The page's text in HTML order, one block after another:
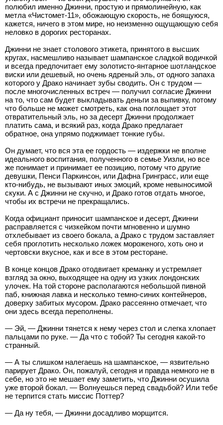
полюбил именно Джинни, простую и прямолинейную, как
метла «Чистомет-11», обожающую скорость, не боящуюся,
кажется, ничего в этом мире, но неизменно ощущающую себя
неловко в дорогих ресторанах.
Джинни не знает столового этикета, принятого в высших
кругах, насмешливо называет шампанское сладкой водичкой
и всегда предпочитает ему золотисто-янтарное шотландское
виски или дешевый, но очень ядреный эль, от одного запаха
которого у Драко начинает зубы сводить. Он с трудом —
после многочисленных встреч — получил согласие Джинни
на то, что сам будет выкладывать деньги за выпивку, потому
что больше не может смотреть, как она поглощает этот
отвратительный эль, но за десерт Джинни продолжает
платить сама, и всякий раз, когда Драко предлагает
обратное, она упрямо поджимает тонкие губы.
Он думает, что вся эта ее гордость — издержки не вполне
идеального воспитания, полученного в семье Уизли, но все
же понимает и принимает ее позицию, потому что другие
девушки, Пенси Паркинсон, или Дафна Гринграсс, или еще
кто-нибудь, не вызывают иных эмоций, кроме невыносимой
скуки. А с Джинни не скучно, и Драко готов отдать многое,
чтобы их встречи не прекращались.
Когда официант приносит шампанское и десерт, Джинни
расправляется с чизкейком почти мгновенно и шумно
отхлебывает из своего бокала, а Драко с трудом заставляет
себя проглотить несколько ложек мороженого, хоть оно и
чертовски вкусное, как и все в этом ресторане.
В конце концов Драко отодвигает креманку и устремляет
взгляд за окно, выходящее на одну из узких лондонских
улочек. На той стороне располагаются небольшой пивной
паб, книжная лавка и несколько темно-синих контейнеров,
доверху забитых мусором. Драко рассеянно отмечает, что
они здесь всегда переполнены.
— Эй, — Джинни тянется к нему через стол и слегка хлопает
пальцами по руке. — Да что с тобой? Ты сегодня какой-то
странный.
— А ты слишком налегаешь на шампанское, — язвительно
парирует Драко. Он, пожалуй, сегодня и правда немного не в
себе, но это не мешает ему заметить, что Джинни осушила
уже второй бокал. — Волнуешься перед свадьбой? Или тебе
не терпится стать миссис Поттер?
— Да ну тебя, — Джинни досадливо морщится.